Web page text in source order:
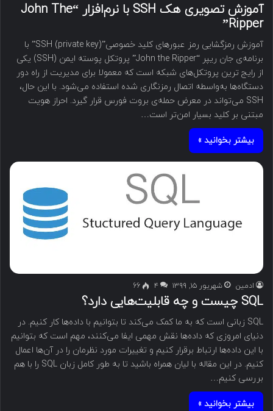
آموزش تصویری هک SSH با نرم‌افزار “John The
Ripper”
آموزش رمزگشایی رمز عبورهای کلید خصوصی”SSH (private key)” با
برنامه‌‌ی جان ریپر “John the Ripper” پروتکل پوسته ایمن (SSH) یکی
از رایج ترین پروتکل‌های شبکه است که معمولا برای مدیریت از راه دور
دستگاه‌ها به‌واسطه اتصال رمزنگاری شده استفاده ‌‌‌می‌شود. با این حال،
SSH ‌‌‌می‌تواند در معرض حمله‌‌ی بروت فورس قرار گیرد. احراز هویت
مبتنی بر کلید بسیار امن‌‌‌تر است…
بیشتر بخوانید »
ادمین شهریور ۱۵, ۱۳۹۹ ۴ 66
SQL چیست و چه قابلیت‌هایی دارد؟
SQL زبانی است که به ما کمک می‌کند تا بتوانیم با داده‌ها کار کنیم. در
دنیای امروزی که داده‌ها نقش مهمی ایفا می‌کنند، مهم است که بتوانیم
با این داده‌ها ارتباط برقرار کنیم و تغییرات مورد نظرمان را در آن‌ها اعمال
کنیم. در این مقاله با لیان همراه باشید تا به طور کامل زبان SQL را با هم
بررسی کنیم…
بیشتر بخوانید »